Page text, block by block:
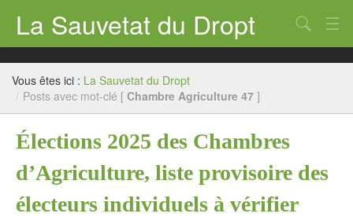
La Sauvetat du Dropt
Accueil
Mairie
Le village
Chercher
Vous êtes ici : La Sauvetat du Dropt
/ Posts avec mot-clé [ Chambre Agriculture 47 ]
Élections 2025 des Chambres
d’Agriculture, liste provisoire des
électeurs individuels à vérifier